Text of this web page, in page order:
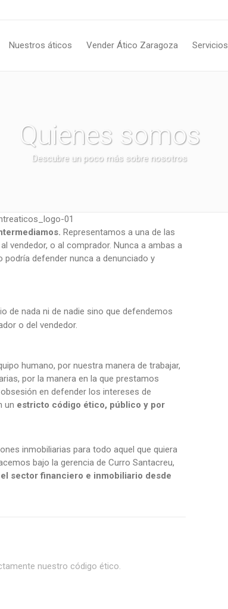
Nuestros áticos Vender Ático Zaragoza Servicios
Quienes somos
Descubre un poco más sobre nosotros
Representamos a una de las
vendedor, o al comprador. Nunca a ambas a
podría defender nunca a denunciado y
de nada ni de nadie sino que defendemos
o del vendedor.
humano, por nuestra manera de trabajar,
por la manera en la que prestamos
en defender los intereses de
un estricto código ético, público y por
inmobiliarias para todo aquel que quiera
bajo la gerencia de Curro Santacreu,
sector financiero e inmobiliario desde
nuestro código ético.